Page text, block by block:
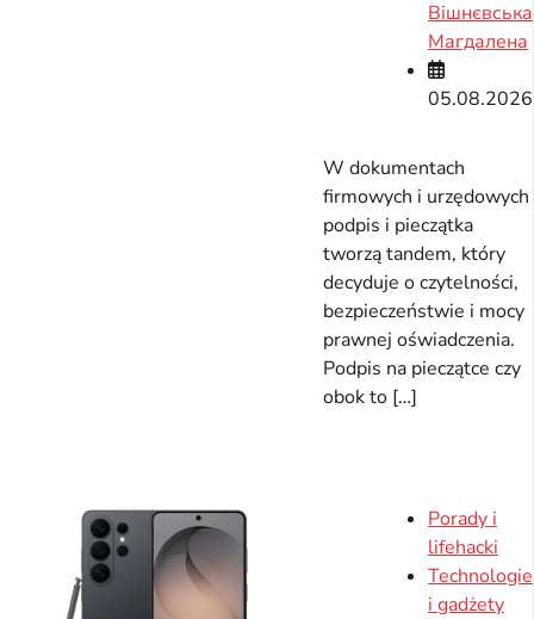
Вішнєвська
Магдалена
05.08.2026
W dokumentach
firmowych i urzędowych
podpis i pieczątka
tworzą tandem, który
decyduje o czytelności,
bezpieczeństwie i mocy
prawnej oświadczenia.
Podpis na pieczątce czy
obok to […]
Porady i
lifehacki
Technologie
i gadżety